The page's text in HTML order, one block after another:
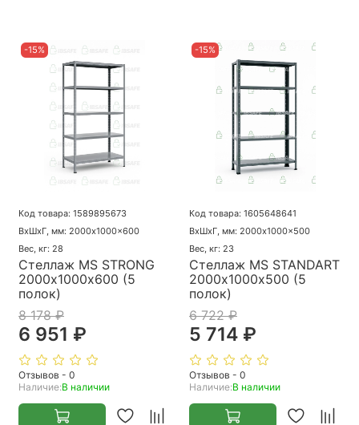
-15%
Код товара: 1589895673
ВхШхГ, мм: 2000x1000x600
Вес, кг: 28
Стеллаж MS STRONG
2000х1000х600 (5
полок)
8 178 ₽
6 951 ₽
Отзывов - 0
Наличие:В наличии
-15%
Код товара: 1605648641
ВхШхГ, мм: 2000x1000x500
Вес, кг: 23
Стеллаж MS STANDART
2000х1000х500 (5
полок)
6 722 ₽
5 714 ₽
Отзывов - 0
Наличие:В наличии